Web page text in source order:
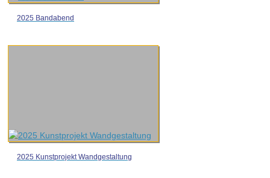
2025 Bandabend
2025 Kunstprojekt Wandgestaltung